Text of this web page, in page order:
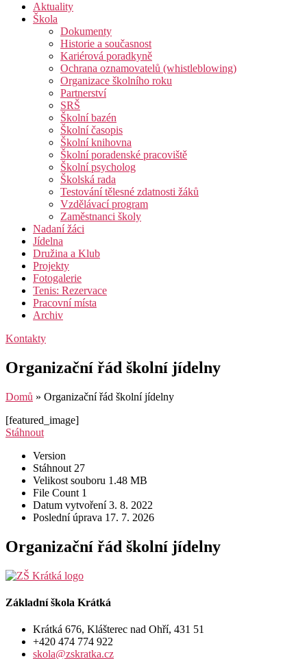
Aktuality
Škola
Dokumenty
Historie a současnost
Kariérová poradkyně
Ochrana oznamovatelů (whistleblowing)
Organizace školního roku
Partnerství
SRŠ
Školní bazén
Školní časopis
Školní knihovna
Školní poradenské pracoviště
Školní psycholog
Školská rada
Testování tělesné zdatnosti žáků
Vzdělávací program
Zaměstnanci školy
Nadaní žáci
Jídelna
Družina a Klub
Projekty
Fotogalerie
Tenis: Rezervace
Pracovní místa
Archiv
Kontakty
Organizační řád školní jídelny
Domů » Organizační řád školní jídelny
[featured_image]
Stáhnout
Version
Stáhnout 27
Velikost souboru 1.48 MB
File Count 1
Datum vytvoření3. 8. 2022
Poslední úprava 17. 7. 2026
Organizační řád školní jídelny
Základní škola Krátká
Krátká 676, Klášterec nad Ohří, 431 51
+420 474 774 922
skola@zskratka.cz